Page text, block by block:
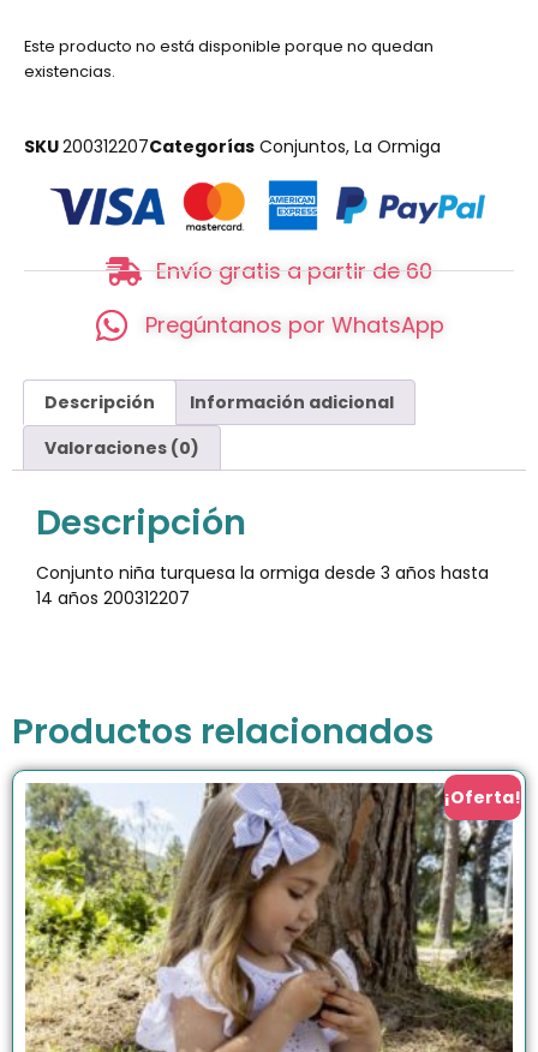
Este producto no está disponible porque no quedan
existencias.
SKU200312207Categorías Conjuntos, La Ormiga
Envío gratis a partir de 60
Pregúntanos por WhatsApp
Descripción
Información adicional
Valoraciones (0)
Descripción
Conjunto niña turquesa la ormiga desde 3 años hasta
14 años 200312207
Productos relacionados
¡Oferta!